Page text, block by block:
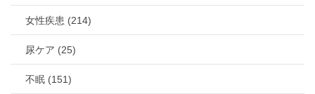
女性疾患 (214)
尿ケア (25)
不眠 (151)